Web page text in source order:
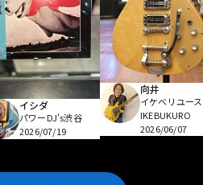
イシダ
パワーDJ's渋谷
2026/07/19
向井
イケベリユース
IKEBUKURO
2026/06/07